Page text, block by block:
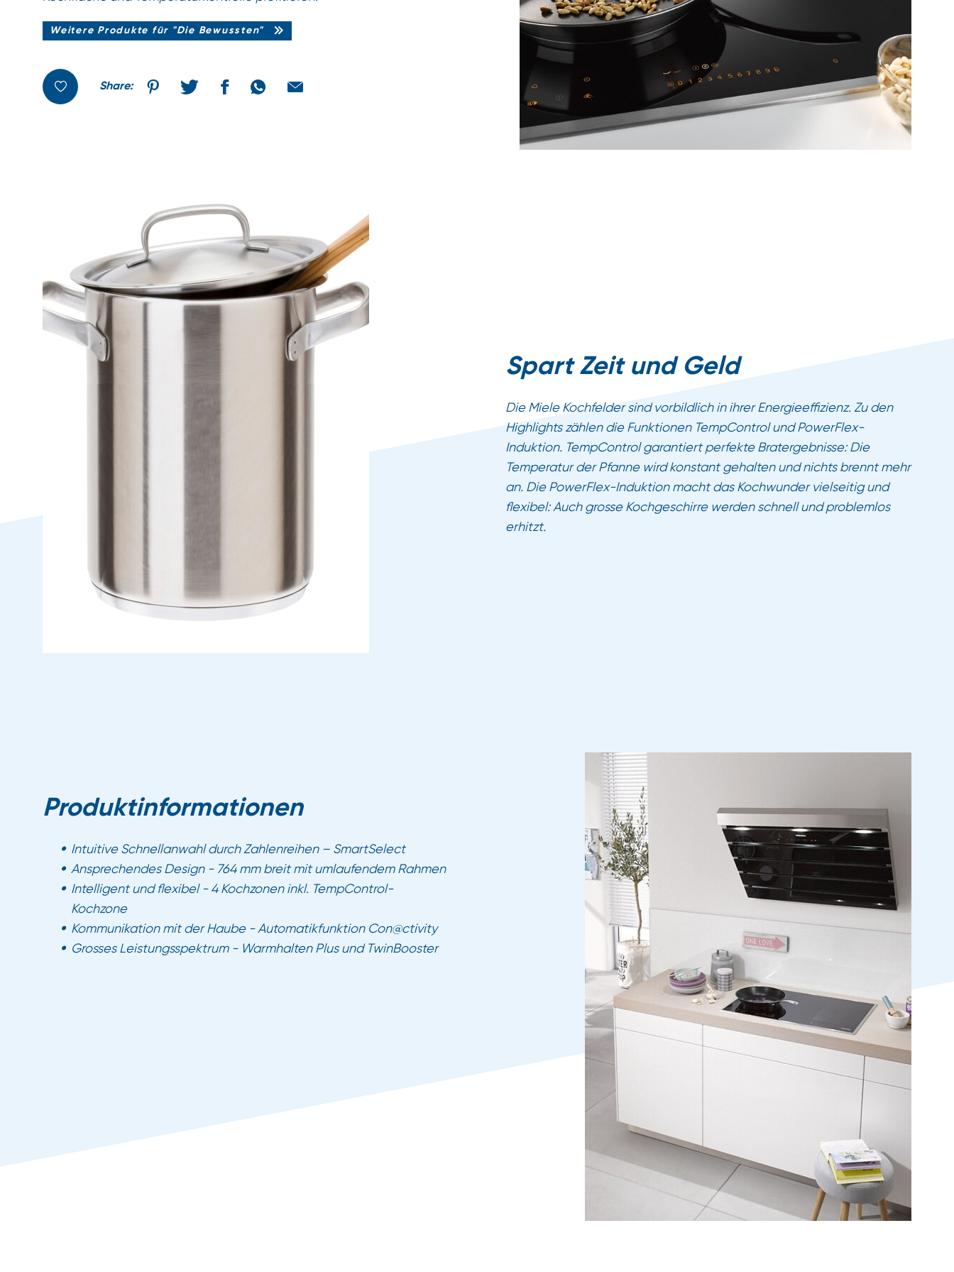
Weitere Produkte für "Die Bewussten"
Share:
Spart Zeit und Geld
Die Miele Kochfelder sind vorbildlich in ihrer Energieeffizienz. Zu den
Highlights zählen die Funktionen TempControl und PowerFlex-
Induktion. TempControl garantiert perfekte Bratergebnisse: Die
Temperatur der Pfanne wird konstant gehalten und nichts brennt mehr
an. Die PowerFlex-Induktion macht das Kochwunder vielseitig und
flexibel: Auch grosse Kochgeschirre werden schnell und problemlos
erhitzt.
Produktinformationen
Intuitive Schnellanwahl durch Zahlenreihen – SmartSelect
Ansprechendes Design - 764 mm breit mit umlaufendem Rahmen
Intelligent und flexibel - 4 Kochzonen inkl. TempControl-
Kochzone
Kommunikation mit der Haube - Automatikfunktion Con@ctivity
Grosses Leistungsspektrum - Warmhalten Plus und TwinBooster